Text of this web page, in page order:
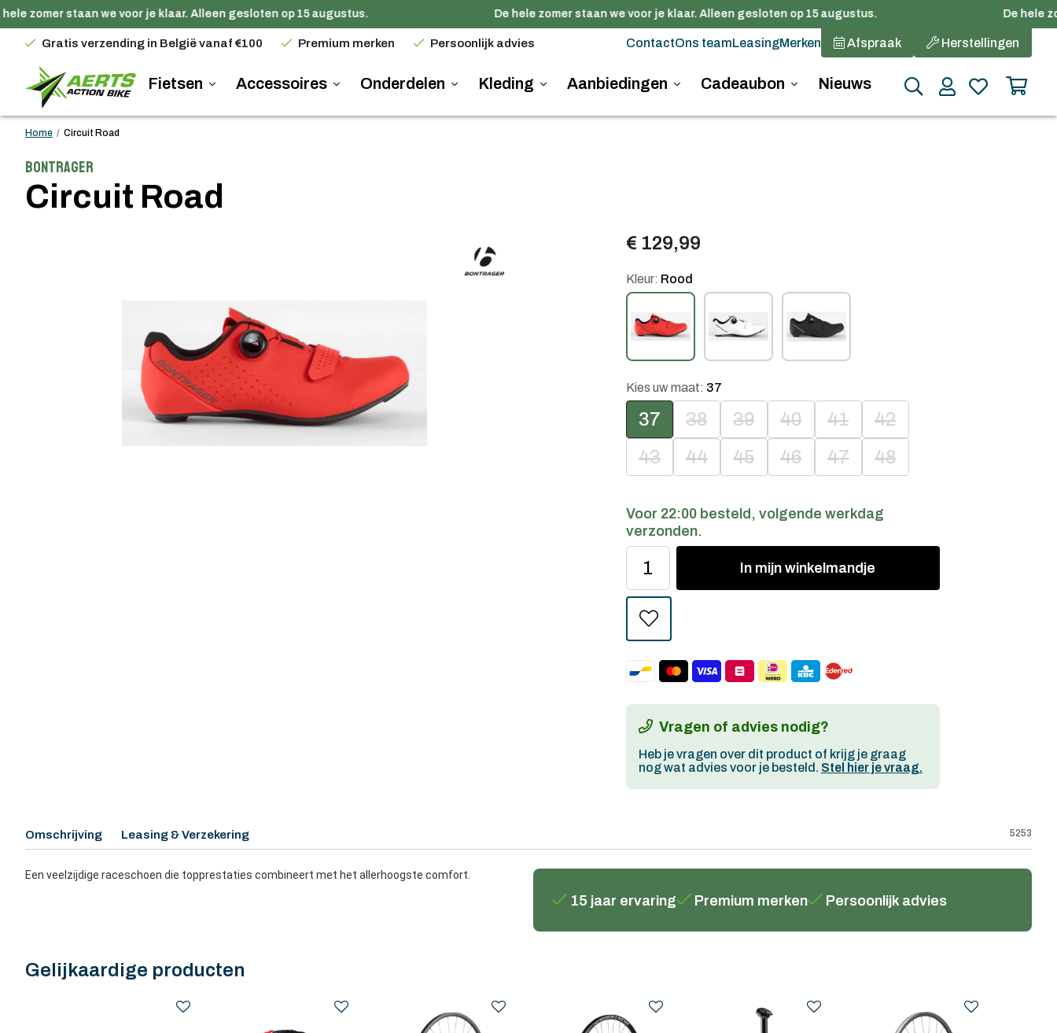
zomer staan we voor je klaar. Alleen gesloten op 15 augustus. De hele zomer staan we voor je klaar. Alleen gesloten op 15 augustus. De hele
Gratis verzending in België vanaf €100 Premium merken Persoonlijk advies ContactOns teamLeasingMerken Afspraak Herstellingen
Fietsen Accessoires Onderdelen Kleding Aanbiedingen Cadeaubon Nieuws
Home / Circuit Road
Bontrager
Circuit Road
€ 129,99
Kleur: Rood
Kies uw maat: 37
37 38 39 40 41
42
43
44 45 46 47 48
Voor 22:00 besteld, volgende werkdag
verzonden.
In mijn winkelmandje
Vragen of advies nodig?
Heb je vragen over dit product of krijg je graag
nog wat advies voor je besteld. Stel hier je vraag.
Omschrijving Leasing & Verzekering 5253
Een veelzijdige raceschoen die topprestaties combineert met het allerhoogste comfort.
15 jaar ervaring Premium merken Persoonlijk advies
Gelijkaardige producten